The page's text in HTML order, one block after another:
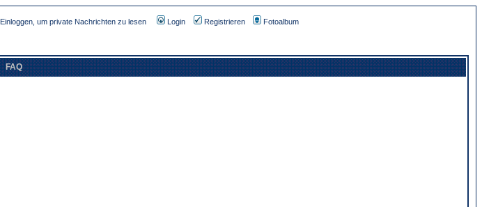
Einloggen, um private Nachrichten zu lesen Login Registrieren Fotoalbum
FAQ